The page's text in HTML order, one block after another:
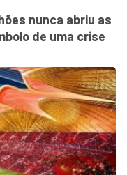
nunca abriu as
de uma crise